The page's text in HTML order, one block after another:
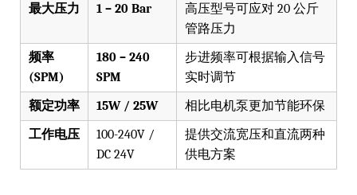
最大压力
1 – 20 Bar
高压型号可应对 20 公斤
管路压力
频率
(SPM)
180 – 240
SPM
步进频率可根据输入信号
实时调节
额定功率
15W / 25W
相比电机泵更加节能环保
工作电压
100-240V /
DC 24V
提供交流宽压和直流两种
供电方案